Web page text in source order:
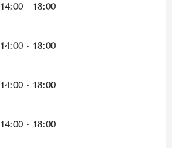
14:00 - 18:00
14:00 - 18:00
14:00 - 18:00
14:00 - 18:00